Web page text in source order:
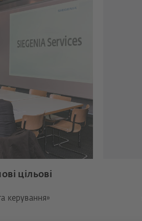
цільові
керування»